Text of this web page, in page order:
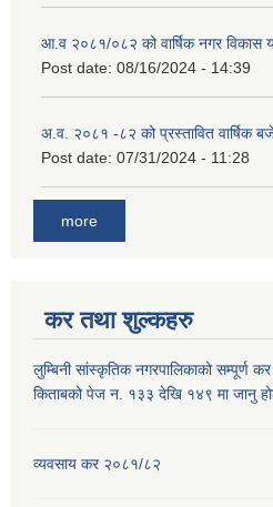
आ.व २०८१/०८२ को वार्षिक नगर विकास
Post date: 08/16/2024 - 14:39
अ.व. २०८१ -८२ को प्रस्तावित वार्षिक
Post date: 07/31/2024 - 11:28
more
कर तथा शुल्कहरु
लुम्बिनी सांस्कृतिक नगरपालिकाको सम्पूर्ण कर
किताबको पेज न. १३३ देखि १४९ मा जानु
व्यवसाय कर २०८१/८२